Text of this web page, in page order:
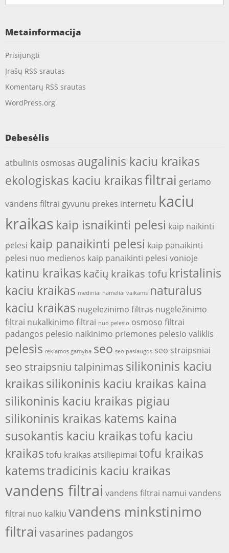
Metainformacija
Prisijungti
Įrašų RSS srautas
Komentarų RSS srautas
WordPress.org
Debesėlis
atbulinis osmosas augalinis kaciu kraikas
ekologiskas kaciu kraikasfiltrai geriamo
vandens filtrai gyvunu prekes internetu kaciu
kraikas kaip isnaikinti pelesi kaip naikinti
pelesi kaip panaikinti pelesi kaip panaikinti
pelesi nuo medienos kaip panaikinti pelesi vonioje
katinu kraikas kačių kraikas tofu kristalinis
kaciu kraikas mediniai nameliai vaikams naturalus
kaciu kraikas nugelezinimo filtras nugeležinimo
filtrai nukalkinimo filtrai nuo pelesio osmoso filtrai
padangos pelesio naikinimo priemones pelesio valiklis
pelesis reklamos gamyba seo seo paslaugos seo straipsniai
seo straipsniu talpinimas silikoninis kaciu
kraikassilikoninis kaciu kraikas kaina
silikoninis kaciu kraikas pigiau
silikoninis kraikas katems kaina
susokantis kaciu kraikastofu kaciu
kraikas tofu kraikas atsiliepimai tofu kraikas
katemstradicinis kaciu kraikas
vandens filtrai vandens filtrai namui vandens
filtrai nuo kalkiu vandens minkstinimo
filtrai vasarines padangos